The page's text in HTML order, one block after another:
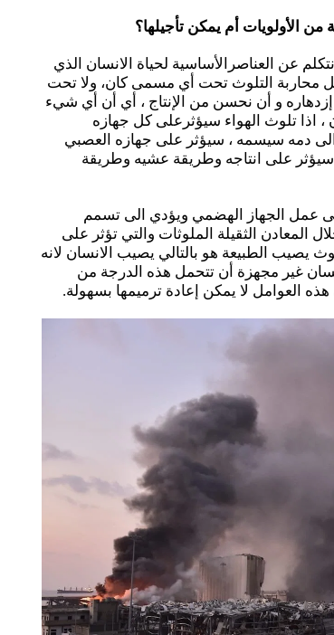
من الأولويات أم يمكن تأجيلها؟
عن العناصرالأساسية لحياة الانسان الذي
محاربة التلوث تحت أي مسمى كان، ولا تحت
إزدهاره و أن نحسن من الإنتاج ، أي أن أي شيء
اذا تلوث الهواء سيؤثرعلى كل جهازه
دمه سيسمه ، سيؤثر على جهازه العصبي
سيؤثر على انتاجه وطريقة عشيه وطريقة
عمل الجهاز الهضمي ويؤدي الى تسمم
المعادن الثقيلة الملوثات والتي تؤثر على
يصيب الطبيعة هو بالتالي يصيب الانسان لانه
غير مجهزة أن تتحمل هذه الدرجة من
هذه العوامل لا يمكن إعادة ترميمها بسهولة.